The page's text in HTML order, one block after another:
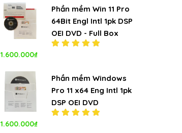
sao
Phần mềm Win 11 Pro
64Bit Engl Intl 1pk DSP
OEI DVD - Full Box
sao
1.600.000₫
Phần mềm Windows
Pro 11 x64 Eng Intl 1pk
DSP OEI DVD
1.600.000₫